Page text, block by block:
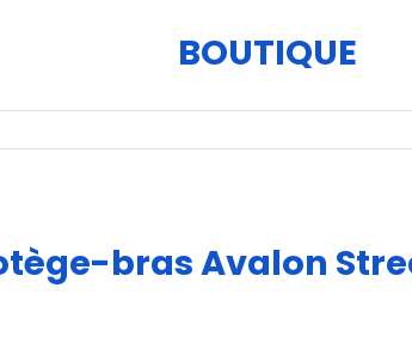
BOUTIQUE
bras Avalon